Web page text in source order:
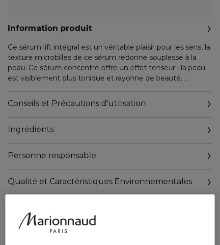
Information produit
Ce sérum lift intégral est un véritable plaisir pour les sens, la
texture microbilles de ce sérum redonne souplesse à la
peau. Ce sérum concentré offre un effet tenseur : la peau
est visiblement plus tonique et rayonne de beauté.
Ses résultats :
89%* des personnes qui l'ont utilisé affirment que la peau
79%* affirment que :
- la peau est plus lisse après 2 mois
Une texture enveloppante et soyeuse avec un parfum frais
*Test d’usage sous contrôle dermatologique pendant 56
jours avec 2 applications par jour sur 22 volontaires – Février
Conseils et Précautions d'utilisation
Ingrédients
Personne responsable
Qualité et Caractéristiques Environnementales